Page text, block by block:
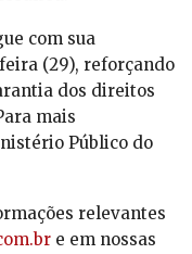
com sua
(29), reforçando
dos direitos
mais
Público do
relevantes
e em nossas